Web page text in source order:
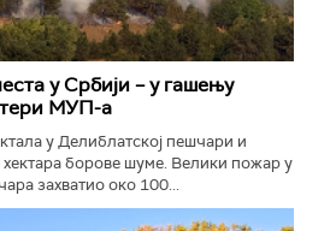
у Србији – у гашењу
МУП-а
у Делиблатској пешчари и
борове шуме. Велики пожар у
захватио око 100...